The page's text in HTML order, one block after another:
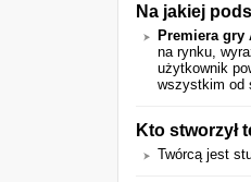
Na jakiej
Premiera gry
na rynku,
użytkownik
wszystkim od
Kto stworzył
Twórcą jest